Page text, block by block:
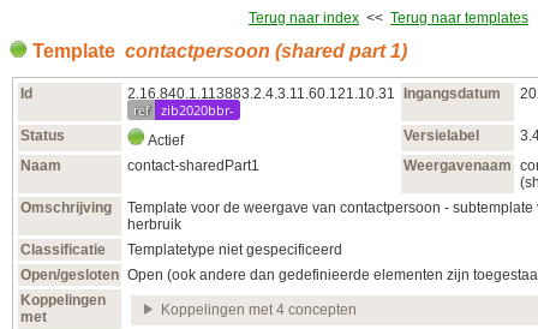
Terug naar index << Terug naar templates
Template contactpersoon (shared part 1)
Id 2.16.840.1.113883.2.4.3.11.60.121.10.31
ref zib2020bbr-
Ingangsdatum
Status Actief Versielabel
Naam
contact-sharedPart1 Weergavenaam
Omschrijving
Template voor de weergave van contactpersoon - subtemplate
herbruik
Classificatie
Templatetype niet gespecificeerd
Open/gesloten Open (ook andere dan gedefinieerde elementen zijn
Koppelingen
met
Koppelingen met 4 concepten